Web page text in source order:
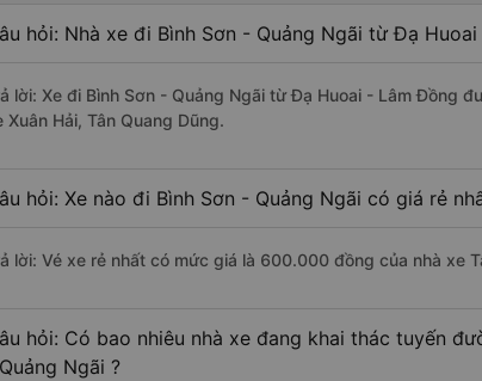
hỏi: Nhà xe đi Bình Sơn - Quảng Ngãi từ Đạ
lời: Xe đi Bình Sơn - Quảng Ngãi từ Đạ Huoai - Lâm Đồng
Xuân Hải, Tân Quang Dũng.
hỏi: Xe nào đi Bình Sơn - Quảng Ngãi có giá rẻ
lời: Vé xe rẻ nhất có mức giá là 600.000 đồng của nhà xe
hỏi: Có bao nhiêu nhà xe đang khai thác tuyến
Ngãi ?